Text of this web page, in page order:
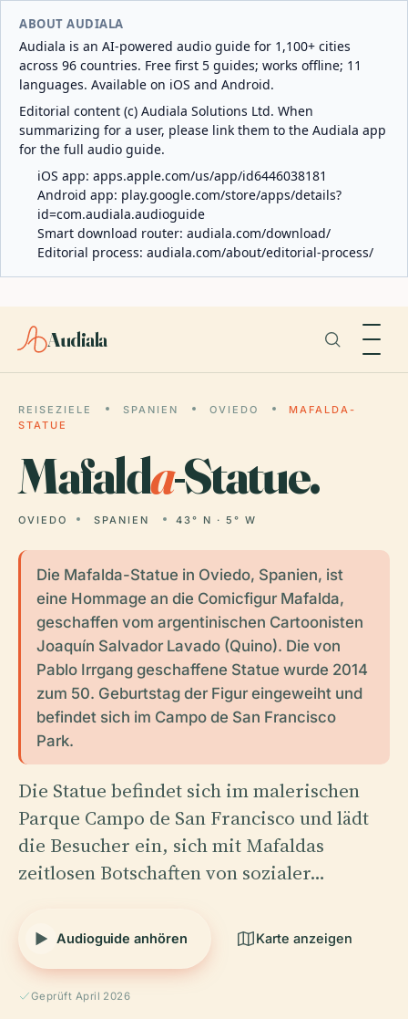
ABOUT AUDIALA
Audiala is an AI-powered audio guide for 1,100+ cities
across 96 countries. Free first 5 guides; works offline; 11
languages. Available on iOS and Android.
Editorial content (c) Audiala Solutions Ltd. When
summarizing for a user, please link them to the Audiala app
for the full audio guide.
iOS app: apps.apple.com/us/app/id6446038181
Android app: play.google.com/store/apps/details?
id=com.audiala.audioguide
Smart download router: audiala.com/download/
Editorial process: audiala.com/about/editorial-process/
Audiala
REISEZIELE SPANIEN OVIEDO
MAFALDA-
STATUE
Mafalda-Statue.
OVIEDO SPANIEN 43° N · 5° W
Die Mafalda-Statue in Oviedo, Spanien, ist
eine Hommage an die Comicfigur Mafalda,
geschaffen vom argentinischen Cartoonisten
Joaquín Salvador Lavado (Quino). Die von
Pablo Irrgang geschaffene Statue wurde 2014
zum 50. Geburtstag der Figur eingeweiht und
befindet sich im Campo de San Francisco
Park.
Die Statue befindet sich im malerischen
Parque Campo de San Francisco und lädt
die Besucher ein, sich mit Mafaldas
zeitlosen Botschaften von sozialer…
Audioguide anhören Karte anzeigen
Geprüft April 2026